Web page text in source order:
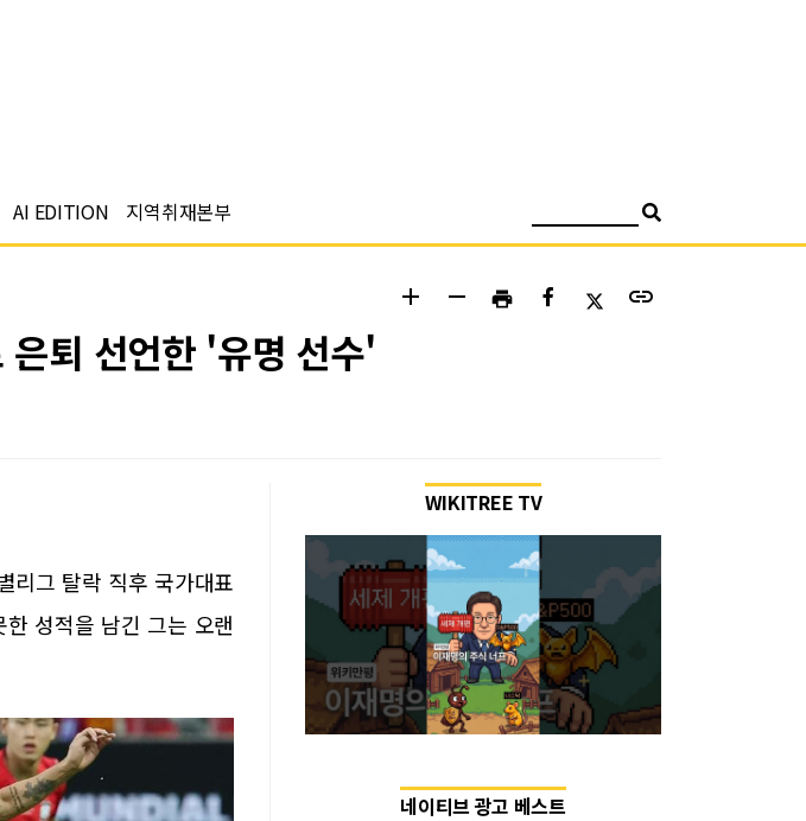
AI EDITION 지역취재본부
add remove print link
퇴 선언한 '유명 선수'
리그 탈락 직후 국가대표
성적을 남긴 그는 오랜
WIKITREE TV
네이티브 광고 베스트